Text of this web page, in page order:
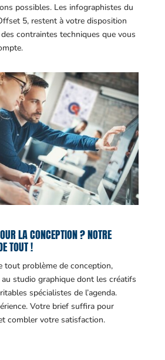
possibles. Les infographistes du
5, restent à votre disposition
contraintes techniques que vous
LA CONCEPTION ? NOTRE
TOUT !
tout problème de conception,
studio graphique dont les créatifs
spécialistes de l’agenda.
Votre brief suffira pour
combler votre satisfaction.